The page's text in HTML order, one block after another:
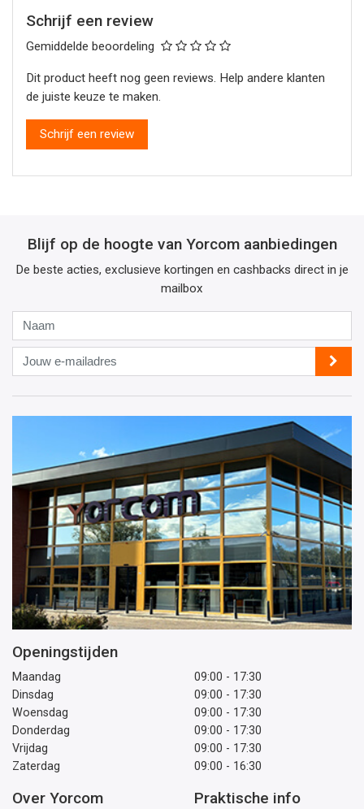
Schrijf een review
Gemiddelde beoordeling
Dit product heeft nog geen reviews. Help andere klanten
de juiste keuze te maken.
Schrijf een review
Blijf op de hoogte van Yorcom aanbiedingen
De beste acties, exclusieve kortingen en cashbacks direct in je
mailbox
Jouw
e-
mailadres
Openingstijden
Maandag
09:00 - 17:30
Dinsdag
09:00 - 17:30
Woensdag
09:00 - 17:30
Donderdag
09:00 - 17:30
Vrijdag
09:00 - 17:30
Zaterdag
09:00 - 16:30
Over Yorcom Praktische info